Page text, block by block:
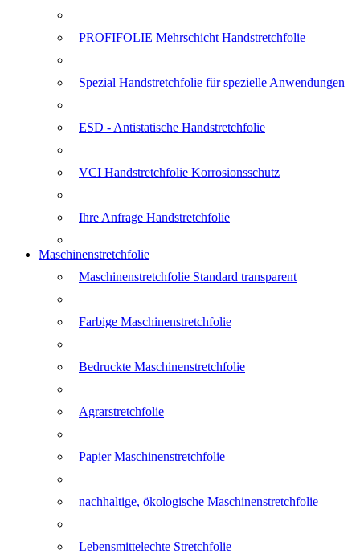
PROFIFOLIE Mehrschicht Handstretchfolie
Spezial Handstretchfolie für spezielle Anwendungen
ESD - Antistatische Handstretchfolie
VCI Handstretchfolie Korrosionsschutz
Ihre Anfrage Handstretchfolie
Maschinenstretchfolie
Maschinenstretchfolie Standard transparent
Farbige Maschinenstretchfolie
Bedruckte Maschinenstretchfolie
Agrarstretchfolie
Papier Maschinenstretchfolie
nachhaltige, ökologische Maschinenstretchfolie
Lebensmittelechte Stretchfolie